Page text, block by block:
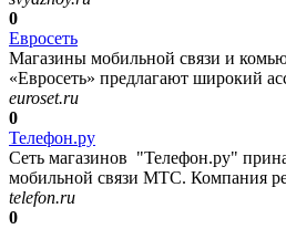
0
Евросеть
Магазины мобильной связи и
«Евросеть» предлагают широкий
euroset.ru
0
Телефон.ру
Сеть магазинов "Телефон.ру"
мобильной связи МТС. Компания
telefon.ru
0